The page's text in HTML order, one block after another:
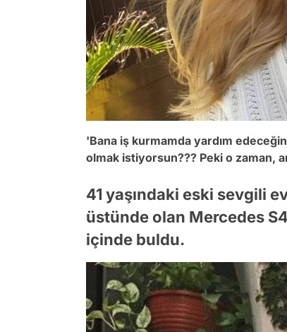
'Bana iş kurmamda yardım
olmak istiyorsun??? Peki o zaman,
41 yaşındaki eski sevgili
üstünde olan Mercedes
içinde buldu.